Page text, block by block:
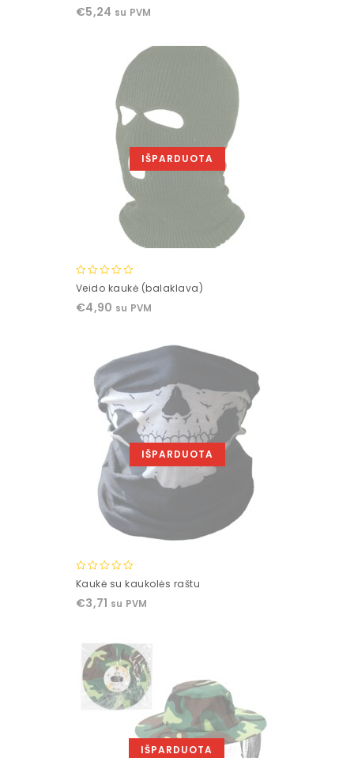
of
€5,24 su PVM
IŠPARDUOTA
0
of
Veido kaukė (balaklava)
€4,90 su PVM
IŠPARDUOTA
0
of
Kaukė su kaukolės raštu
€3,71 su PVM
IŠPARDUOTA